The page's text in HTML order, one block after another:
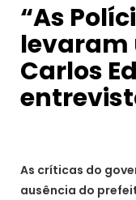
“As
levaram
Carlos
As críticas do
ausência do